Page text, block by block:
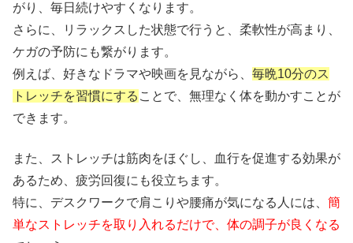
がり、毎日続けやすくなります。
さらに、リラックスした状態で行うと、柔軟性が高まり、
ケガの予防にも繋がります。
例えば、好きなドラマや映画を見ながら、 毎晩10分のス
トレッチを習慣にする ことで、無理なく体を動かすことが
できます。
また、ストレッチは筋肉をほぐし、血行を促進する効果が
あるため、疲労回復にも役立ちます。
特に、デスクワークで肩こりや腰痛が気になる人には、 簡
単なストレッチを取り入れるだけで、体の調子が良くなる